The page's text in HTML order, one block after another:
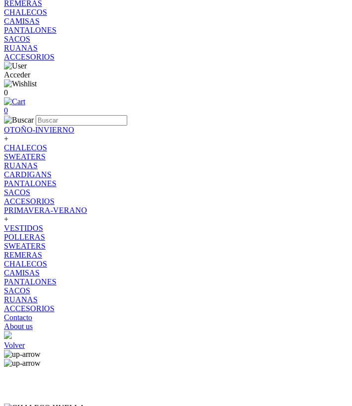
REMERAS
CHALECOS
CAMISAS
PANTALONES
SACOS
RUANAS
ACCESORIOS
Acceder
0
0
OTOÑO-INVIERNO
+
CHALECOS
SWEATERS
RUANAS
CARDIGANS
PANTALONES
SACOS
ACCESORIOS
PRIMAVERA-VERANO
+
VESTIDOS
POLLERAS
SWEATERS
REMERAS
CHALECOS
CAMISAS
PANTALONES
SACOS
RUANAS
ACCESORIOS
Contacto
About us
Volver